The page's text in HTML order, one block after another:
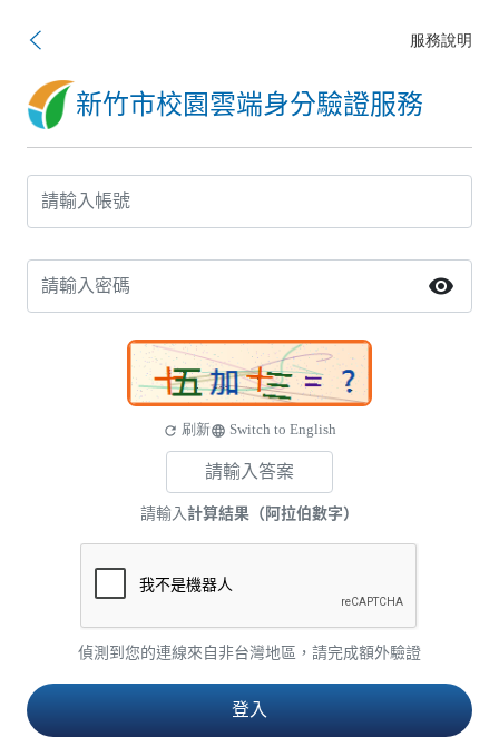
服務說明
新竹市校園雲端身分驗證服務
visibility
refresh 刷新language Switch to English
請輸入計算結果（阿拉伯數字）
偵測到您的連線來自非台灣地區，請完成額外驗證